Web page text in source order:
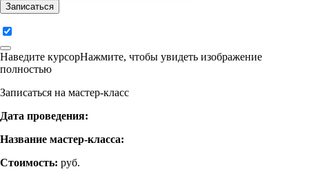
Записаться
Наведите курсорНажмите, чтобы увидеть изображение
полностью
Записаться на мастер-класс
Дата проведения:
Название мастер-класса:
Стоимость: руб.